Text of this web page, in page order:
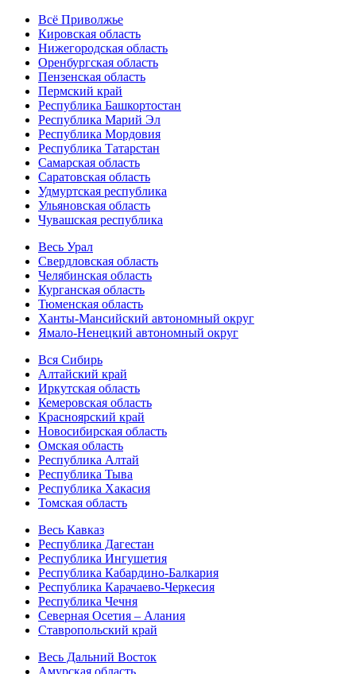
Всё Приволжье
Кировская область
Нижегородская область
Оренбургская область
Пензенская область
Пермский край
Республика Башкортостан
Республика Марий Эл
Республика Мордовия
Республика Татарстан
Самарская область
Саратовская область
Удмуртская республика
Ульяновская область
Чувашская республика
Весь Урал
Свердловская область
Челябинская область
Курганская область
Тюменская область
Ханты-Мансийский автономный округ
Ямало-Ненецкий автономный округ
Вся Сибирь
Алтайский край
Иркутская область
Кемеровская область
Красноярский край
Новосибирская область
Омская область
Республика Алтай
Республика Тыва
Республика Хакасия
Томская область
Весь Кавказ
Республика Дагестан
Республика Ингушетия
Республика Кабардино-Балкария
Республика Карачаево-Черкесия
Республика Чечня
Северная Осетия – Алания
Ставропольский край
Весь Дальний Восток
Амурская область